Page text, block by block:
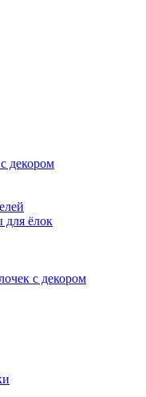
декором
ёлок
с декором